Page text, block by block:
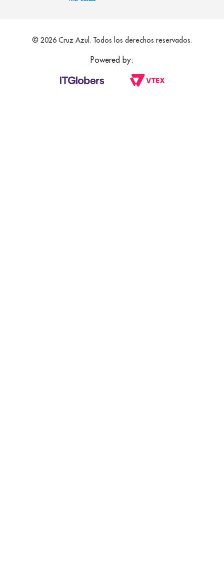
© 2026 Cruz Azul. Todos los derechos reservados.
Powered by: